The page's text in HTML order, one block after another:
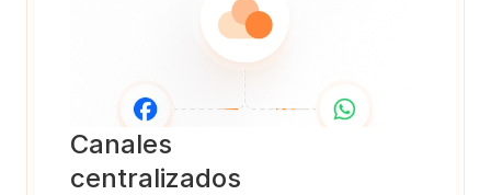
Canales
centralizados